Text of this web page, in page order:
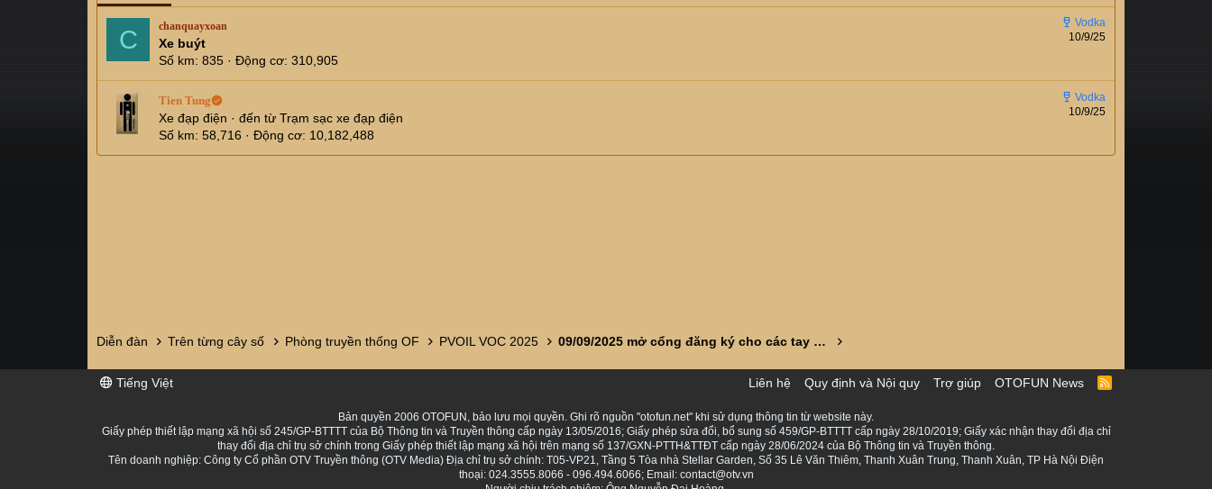
C 10/9/25
chanquayxoan
Xe buýt
Số km 835 Động cơ 310,905
10/9/25
Tien Tung
Xe đạp điện · đến từ Trạm sạc xe đạp điện
Số km 58,716 Động cơ 10,182,488
Diễn đàn Trên từng cây số Phòng truyền thống OF PVOIL VOC 2025 09/09/2025 mở cổng đăng ký cho các tay đua đến với Giải Đua xe Ô tô Địa hình Việt Nam PVOIL Cup VOC 2025
Tiếng Việt Liên hệ Quy định và Nội quy Trợ giúp OTOFUN News
R
Bản quyền 2006 OTOFUN, bảo lưu mọi quyền. Ghi rõ nguồn "otofun.net" khi sử dụng thông tin từ website này.
Giấy phép thiết lập mạng xã hội số 245/GP-BTTTT của Bộ Thông tin và Truyền thông cấp ngày 13/05/2016; Giấy phép sửa đổi, bổ sung số 459/GP-BTTTT cấp ngày 28/10/2019; Giấy xác nhận thay đổi địa chỉ
thay đổi địa chỉ trụ sở chính trong Giấy phép thiết lập mạng xã hội trên mạng số 137/GXN-PTTH&TTĐT cấp ngày 28/06/2024 của Bộ Thông tin và Truyền thông.
Tên doanh nghiệp: Công ty Cổ phần OTV Truyền thông (OTV Media) Địa chỉ trụ sở chính: T05-VP21, Tầng 5 Tòa nhà Stellar Garden, Số 35 Lê Văn Thiêm, Thanh Xuân Trung, Thanh Xuân, TP Hà Nội Điện
thoại: 024.3555.8066 - 096.494.6066; Email: contact@otv.vn